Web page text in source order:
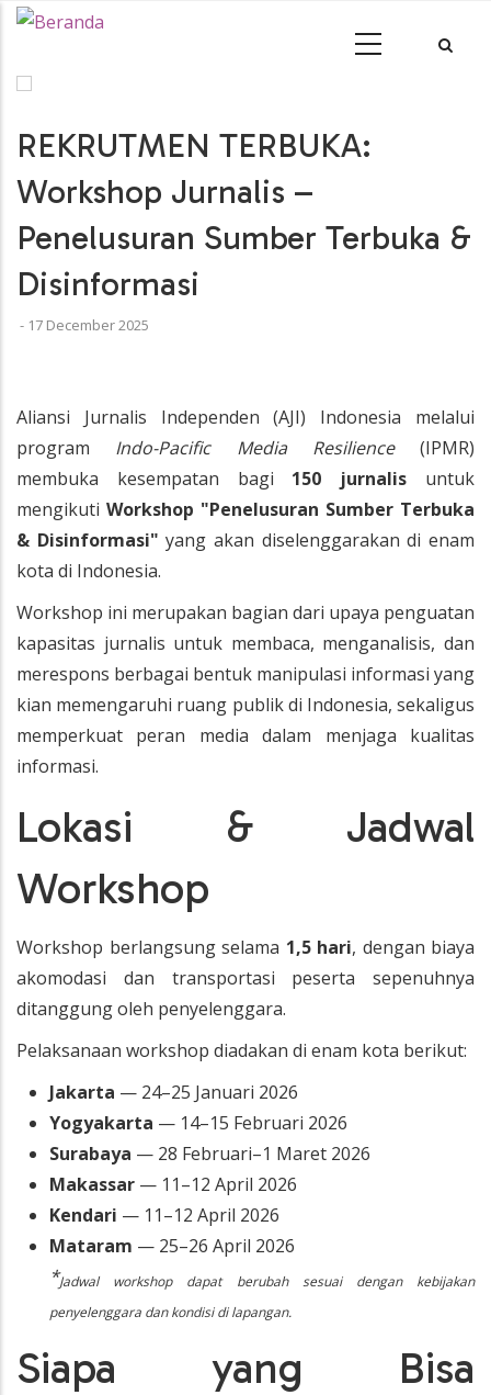
REKRUTMEN TERBUKA:
Workshop Jurnalis –
Penelusuran Sumber Terbuka &
Disinformasi
- 17 December 2025
Aliansi Jurnalis Independen (AJI) Indonesia melalui
program Indo-Pacific Media Resilience(IPMR)
membuka kesempatan bagi 150 jurnalis untuk
mengikuti Workshop "Penelusuran Sumber Terbuka
& Disinformasi"yang akan diselenggarakan di enam
kota di Indonesia.
Workshop ini merupakan bagian dari upaya penguatan
kapasitas jurnalis untuk membaca, menganalisis, dan
merespons berbagai bentuk manipulasi informasi yang
kian memengaruhi ruang publik di Indonesia, sekaligus
memperkuat peran media dalam menjaga kualitas
informasi.
Lokasi & Jadwal
Workshop
Workshop berlangsung selama 1,5 hari, dengan biaya
akomodasi dan transportasi peserta sepenuhnya
ditanggung oleh penyelenggara.
Pelaksanaan workshop diadakan di enam kota berikut:
Jakarta — 24–25 Januari 2026
Yogyakarta — 14–15 Februari 2026
Surabaya — 28 Februari–1 Maret 2026
Makassar — 11–12 April 2026
Kendari — 11–12 April 2026
Mataram — 25–26 April 2026
*Jadwal workshop dapat berubah sesuai dengan kebijakan
penyelenggara dan kondisi di lapangan.
Siapa yang Bisa